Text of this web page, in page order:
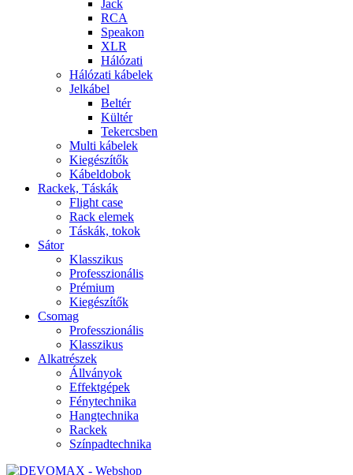
Jack
RCA
Speakon
XLR
Hálózati
Hálózati kábelek
Jelkábel
Beltér
Kültér
Tekercsben
Multi kábelek
Kiegészítők
Kábeldobok
Rackek, Táskák
Flight case
Rack elemek
Táskák, tokok
Sátor
Klasszikus
Professzionális
Prémium
Kiegészítők
Csomag
Professzionális
Klasszikus
Alkatrészek
Állványok
Effektgépek
Fénytechnika
Hangtechnika
Rackek
Színpadtechnika